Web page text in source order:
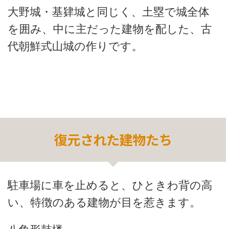
大野城・基肄城と同じく、土塁で城全体
を囲み、中に主だった建物を配した、古
代朝鮮式山城の作りです。
復元された建物たち
駐車場に車を止めると、ひときわ背の高
い、特徴のある建物が目を惹きます。